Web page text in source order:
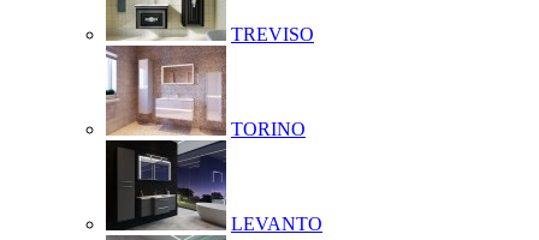
TREVISO
TORINO
LEVANTO